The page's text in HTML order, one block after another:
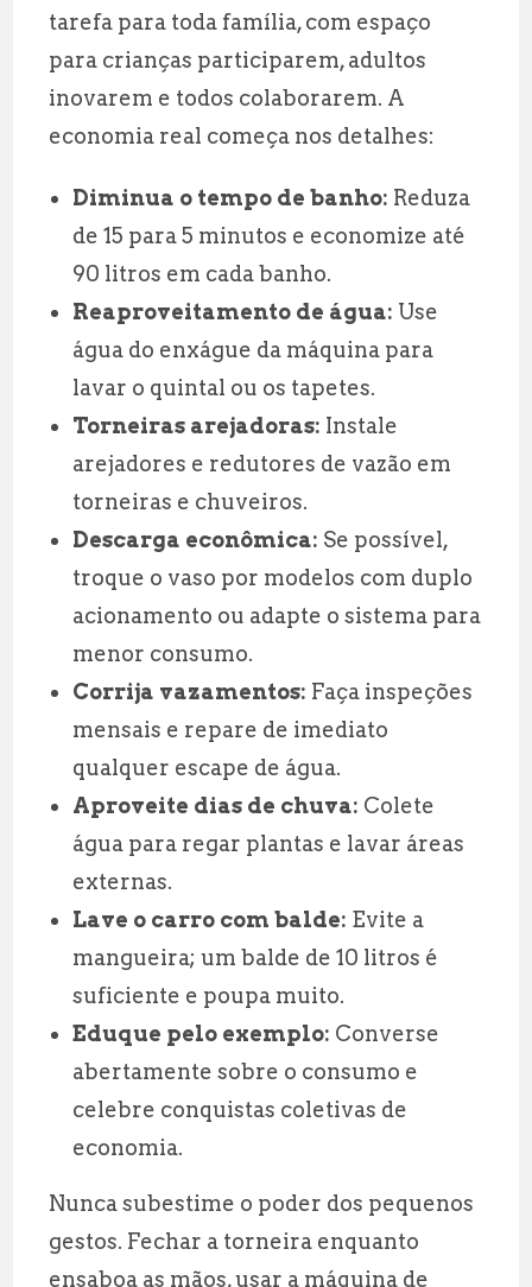
tarefa para toda família, com espaço
para crianças participarem, adultos
inovarem e todos colaborarem. A
economia real começa nos detalhes:
Diminua o tempo de banho: Reduza
de 15 para 5 minutos e economize até
90 litros em cada banho.
Reaproveitamento de água: Use
água do enxágue da máquina para
lavar o quintal ou os tapetes.
Torneiras arejadoras: Instale
arejadores e redutores de vazão em
torneiras e chuveiros.
Descarga econômica: Se possível,
troque o vaso por modelos com duplo
acionamento ou adapte o sistema para
menor consumo.
Corrija vazamentos: Faça inspeções
mensais e repare de imediato
qualquer escape de água.
Aproveite dias de chuva: Colete
água para regar plantas e lavar áreas
externas.
Lave o carro com balde: Evite a
mangueira; um balde de 10 litros é
suficiente e poupa muito.
Eduque pelo exemplo: Converse
abertamente sobre o consumo e
celebre conquistas coletivas de
economia.
Nunca subestime o poder dos pequenos
gestos. Fechar a torneira enquanto
ensaboa as mãos, usar a máquina de